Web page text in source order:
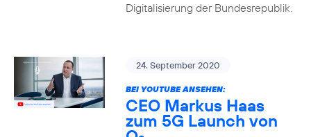
Digitalisierung der Bundesrepublik.
24. September 2020
BEI YOUTUBE ANSEHEN:
CEO Markus Haas
zum 5G Launch von